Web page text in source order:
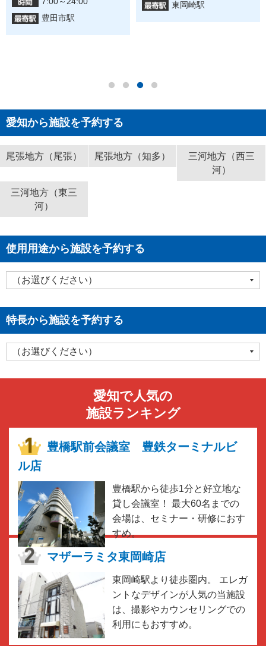
豊田市駅
東岡崎駅
愛知から施設を予約する
尾張地方（尾張） 尾張地方（知多）
三河地方（西三
河）
三河地方（東三
河）
使用用途から施設を予約する
特長から施設を予約する
愛知で人気の
施設ランキング
豊橋駅前会議室 豊鉄ターミナルビ
ル店
豊橋駅から徒歩1分と好立地な
貸し会議室！ 最大60名までの
会場は、セミナー・研修におす
すめ。
マザーラミタ東岡崎店
東岡崎駅より徒歩圏内。 エレガ
ントなデザインが人気の当施設
は、撮影やカウンセリングでの
利用にもおすすめ。